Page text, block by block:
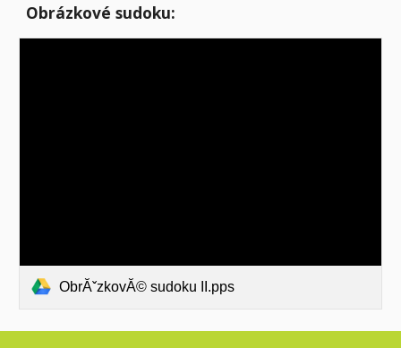
Obrázkové sudoku:
ObrĂˇzkovĂ© sudoku II.pps